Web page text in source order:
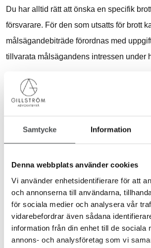
Samtycke Information
Denna webbplats använder cookies
Vi använder enhetsidentifierare för att
och annonserna till användarna,
för sociala medier och analysera vår
vidarebefordrar även sådana
information från din enhet till de sociala
annons- och analysföretag som vi
Du har alltid rätt att önska en specifik
försvarare. För den som utsatts för brott
målsägandebiträde förordnas med
tillvarata målsägandens intressen under
Särskild företrädare för barn
det finns risk att barnets rätt inte
relation till den misstänkte. Uppdraget
säkerställa barnets rättigheter och skapa
förutsättningar för en rättvis utredning.